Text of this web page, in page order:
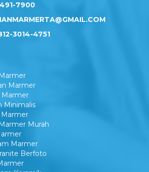
7900
3014-4751
Marmer
Marmer
Minimalis
Murah
Marmer
Berfoto